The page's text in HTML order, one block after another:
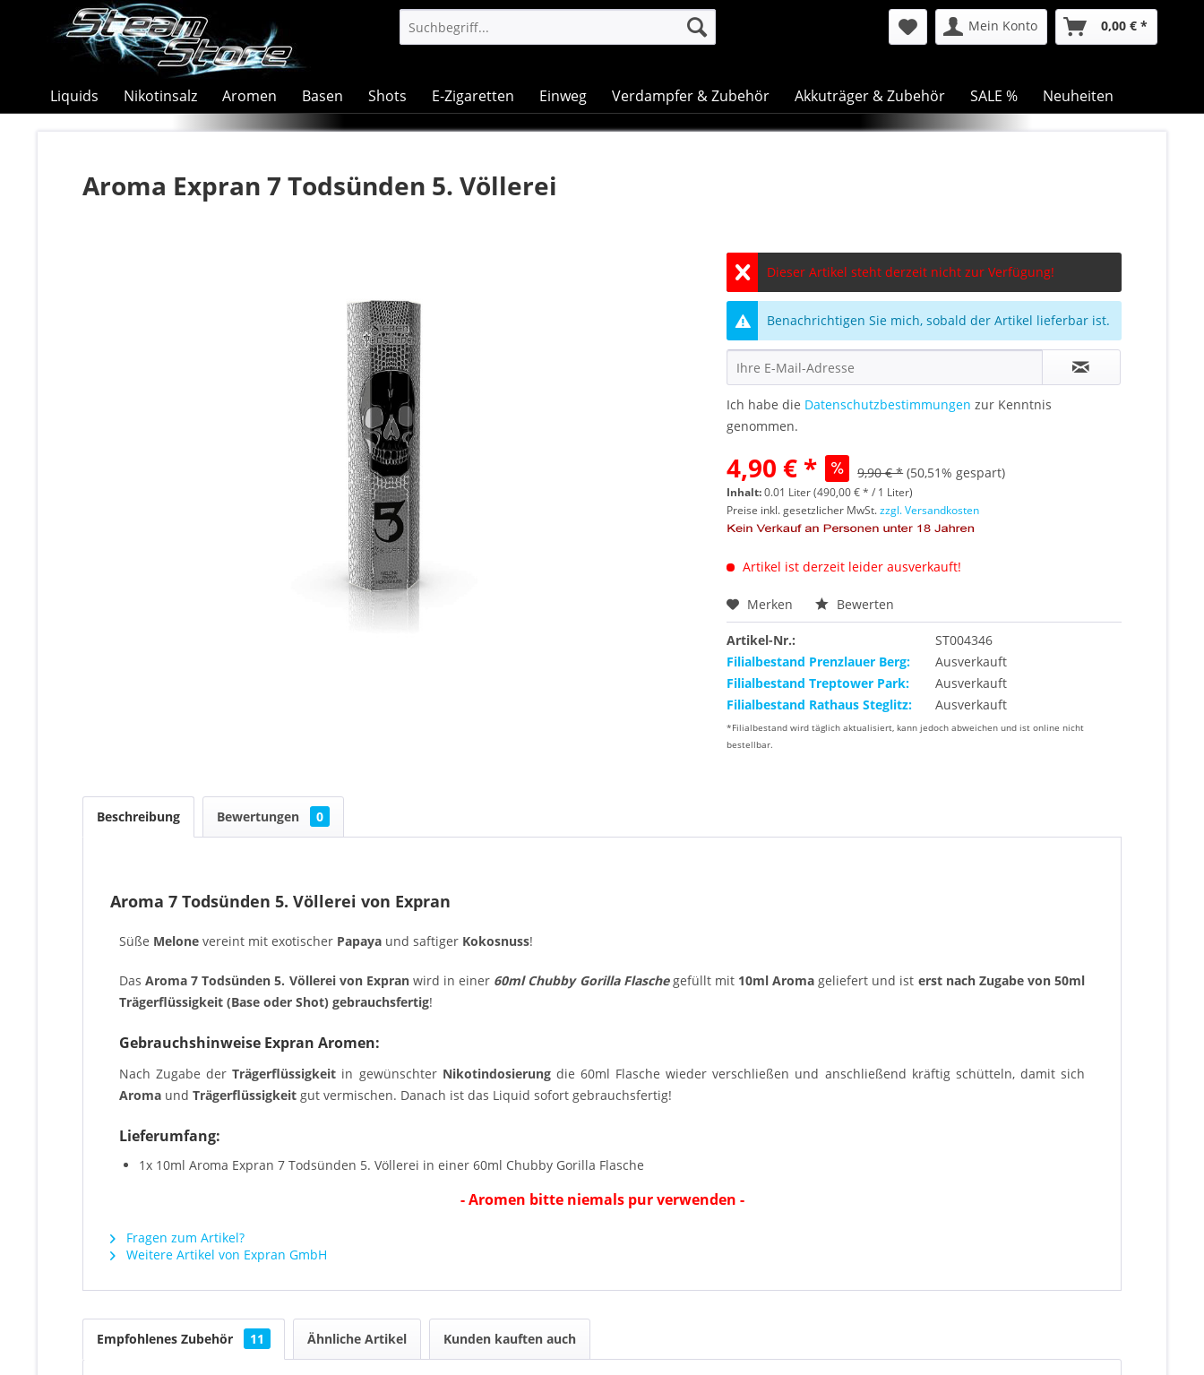
Mein Konto 0,00 € *
Liquids Nikotinsalz Aromen Basen Shots E-Zigaretten Einweg Verdampfer & Zubehör Akkuträger & Zubehör SALE % Neuheiten
Aroma Expran 7 Todsünden 5. Völlerei
Dieser Artikel steht derzeit nicht zur Verfügung!
Benachrichtigen Sie mich, sobald der Artikel lieferbar ist.
Ich habe die Datenschutzbestimmungen zur Kenntnis
genommen.
4,90 € * 9,90 € * (50,51% gespart)
Inhalt:0.01 Liter (490,00 € * / 1 Liter)
Preise inkl. gesetzlicher MwSt.zzgl. Versandkosten
Artikel ist derzeit leider ausverkauft!
Merken Bewerten
Artikel-Nr.:
ST004346
Filialbestand Prenzlauer Berg:
Ausverkauft
Filialbestand Treptower Park:
Ausverkauft
Filialbestand Rathaus Steglitz:
Ausverkauft
*Filialbestand wird täglich aktualisiert, kann jedoch abweichen und ist online nicht
bestellbar.
Beschreibung Bewertungen 0
Aroma 7 Todsünden 5. Völlerei von Expran
Süße Melone vereint mit exotischer Papaya und saftiger Kokosnuss!
DasAroma 7 Todsünden 5. Völlerei von Expranwird in einer 60ml Chubby Gorilla Flaschegefüllt mit 10ml Aroma geliefert und ist erst nach Zugabe von 50ml
Trägerflüssigkeit (Base oder Shot) gebrauchsfertig!
Gebrauchshinweise Expran Aromen:
Nach Zugabe derTrägerflüssigkeit in gewünschter Nikotindosierungdie 60ml Flasche wieder verschließen und anschließend kräftig schütteln, damit sich
Aroma und Trägerflüssigkeit gut vermischen. Danach ist das Liquid sofort gebrauchsfertig!
Lieferumfang:
1x 10ml Aroma Expran 7 Todsünden 5. Völlerei in einer 60ml Chubby Gorilla Flasche
- Aromen bitte niemals pur verwenden -
Fragen zum Artikel?
Weitere Artikel von Expran GmbH
Empfohlenes Zubehör 11 Ähnliche Artikel Kunden kauften auch